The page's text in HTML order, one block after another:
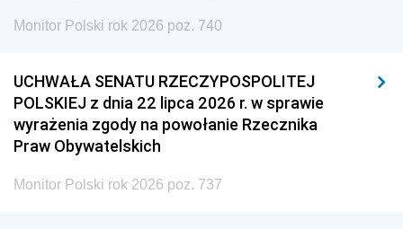
Monitor Polski rok 2026 poz. 740
UCHWAŁA SENATU RZECZYPOSPOLITEJ
POLSKIEJ z dnia 22 lipca 2026 r. w sprawie
wyrażenia zgody na powołanie Rzecznika
Praw Obywatelskich
Monitor Polski rok 2026 poz. 737